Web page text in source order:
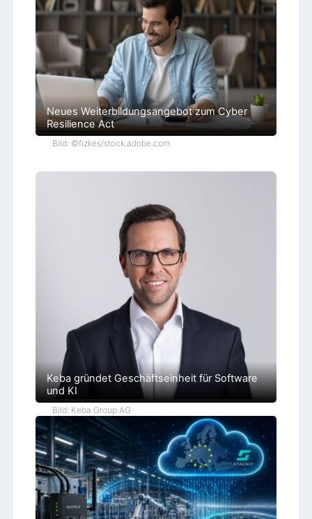
h
Neues Weiterbildungsangebot zum Cyber
Resilience Act
Bild: ©fizkes/stock.adobe.com
Keba gründet Geschäftseinheit für Software
und KI
Bild: Keba Group AG